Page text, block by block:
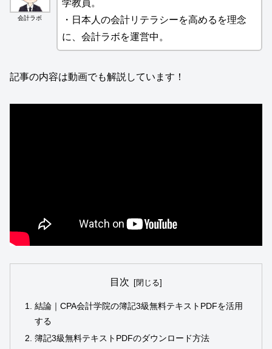
会計ラボ
学教員。
・日本人の会計リテラシーを高めるを理念
に、会計ラボを運営中。
記事の内容は動画でも解説しています！
目次
結論｜CPA会計学院の簿記3級無料テキストPDFを活用
する
簿記3級無料テキストPDFのダウンロード方法